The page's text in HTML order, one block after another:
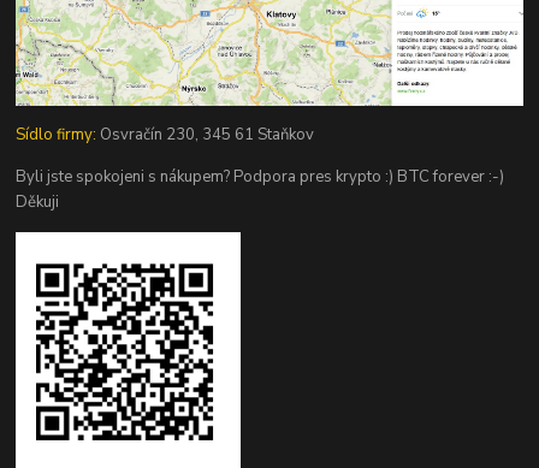
Sídlo firmy: Osvračín 230, 345 61 Staňkov
Byli jste spokojeni s nákupem? Podpora pres krypto :) BTC forever :-)
Děkuji